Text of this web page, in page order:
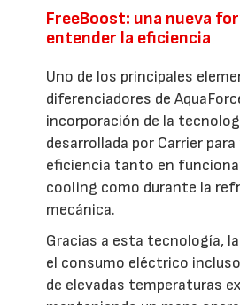
FreeBoost: una nueva
entender la eficiencia
Uno de los principales
diferenciadores de
incorporación de la
desarrollada por Carrier
eficiencia tanto en
cooling como durante la
mecánica.
Gracias a esta tecnología,
el consumo eléctrico
de elevadas temperaturas